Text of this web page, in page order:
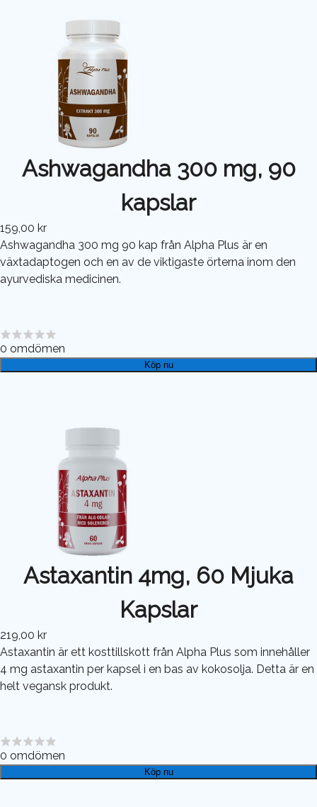
Ashwagandha 300 mg, 90
kapslar
159,00 kr
Ashwagandha 300 mg 90 kap från Alpha Plus är en
växtadaptogen och en av de viktigaste örterna inom den
ayurvediska medicinen.
0 omdömen
Köp nu
Astaxantin 4mg, 60 Mjuka
Kapslar
219,00 kr
Astaxantin är ett kosttillskott från Alpha Plus som innehåller
4 mg astaxantin per kapsel i en bas av kokosolja. Detta är en
helt vegansk produkt.
0 omdömen
Köp nu